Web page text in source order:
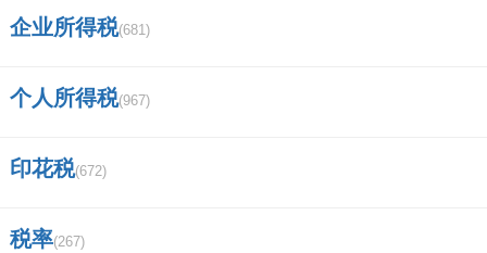
证券法的读音？
功能是什么？谢谢？
企业所得税(681)
个人所得税(967)
印花税(672)
税率(267)